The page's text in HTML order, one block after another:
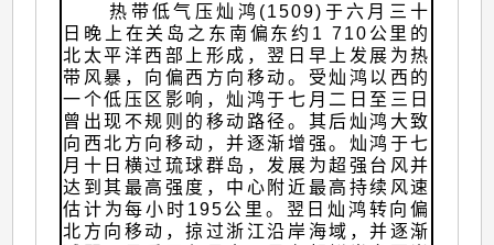
热带低气压灿鸿(1509)于六月三十
日晚上在关岛之东南偏东约1 710公里的
北太平洋西部上形成，翌日早上发展为热
带风暴，向偏西方向移动。受灿鸿以西的
一个低压区影响，灿鸿于七月二日至三日
曾出现不规则的移动路径。其后灿鸿大致
向西北方向移动，并逐渐增强。灿鸿于七
月十日横过琉球群岛，发展为超强台风并
达到其最高强度，中心附近最高持续风速
估计为每小时195公里。翌日灿鸿转向偏
北方向移动，掠过浙江沿岸海域，并逐渐